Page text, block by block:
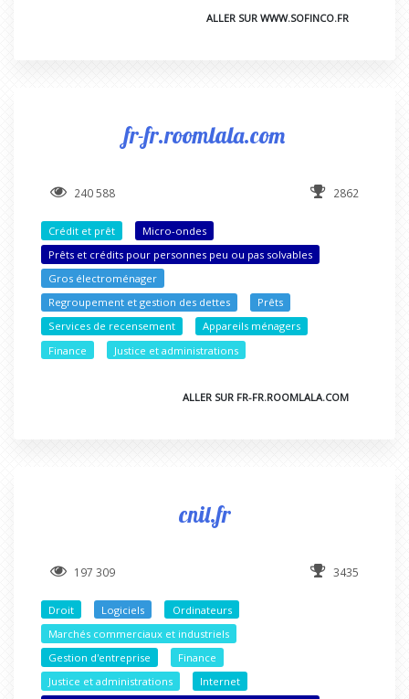
ALLER SUR WWW.SOFINCO.FR
fr-fr.roomlala.com
240 588 2862
Crédit et prêt
Micro-ondes
Prêts et crédits pour personnes peu ou pas solvables
Gros électroménager
Regroupement et gestion des dettes
Prêts
Services de recensement
Appareils ménagers
Finance
Justice et administrations
ALLER SUR FR-FR.ROOMLALA.COM
cnil.fr
197 309 3435
Droit Logiciels
Ordinateurs
Marchés commerciaux et industriels
Gestion d'entreprise
Finance
Justice et administrations
Internet